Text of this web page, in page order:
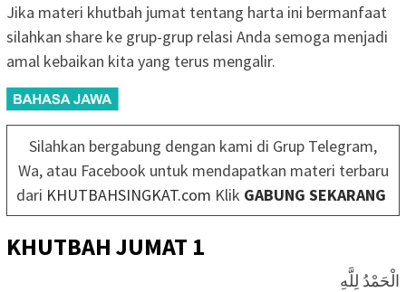
Jika materi khutbah jumat tentang harta ini bermanfaat
silahkan share ke grup-grup relasi Anda semoga menjadi
amal kebaikan kita yang terus mengalir.
Silahkan bergabung dengan kami di Grup Telegram,
Wa, atau Facebook untuk mendapatkan materi terbaru
dari KHUTBAHSINGKAT.com Klik GABUNG SEKARANG
KHUTBAH JUMAT 1
الْحَمْدُ لِلَّهِ